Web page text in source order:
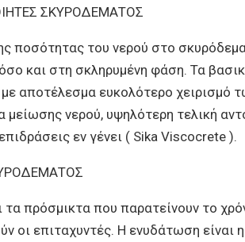
ΣΚΥΡΟΔΕΜΑΤΟΣ
ποσότητας του νερού στο
και στη σκληρυμένη φάση. Τα
αποτέλεσμα ευκολότερο χειρισμό
νερού, υψηλότερη τελική
εν γένει ( Sika Viscocrete ).
τα πρόσμικτα που παρατείνουν το
οι επιταχυντές. Η ενυδάτωση είναι